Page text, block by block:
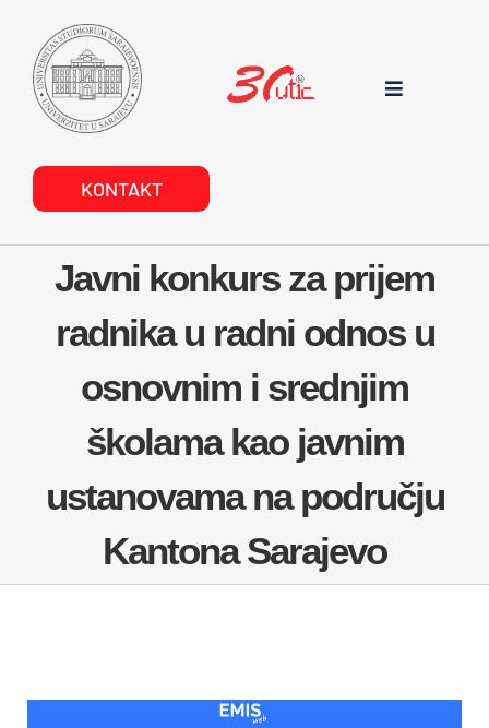
content
Toggle
O NAMA
DOKUMENTI
USLUGE
NOVOSTI
KONTAKT
Javni konkurs za prijem
radnika u radni odnos u
osnovnim i srednjim
školama kao javnim
ustanovama na području
Kantona Sarajevo